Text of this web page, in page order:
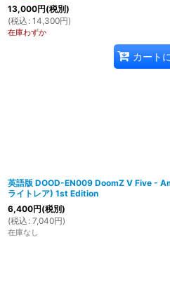
13,000円(税別)
(税込 : 14,300円)
在庫わずか
カート
英語版 DOOD-EN009 DoomZ V Five -
ライトレア) 1st Edition
6,400円(税別)
(税込 : 7,040円)
在庫なし